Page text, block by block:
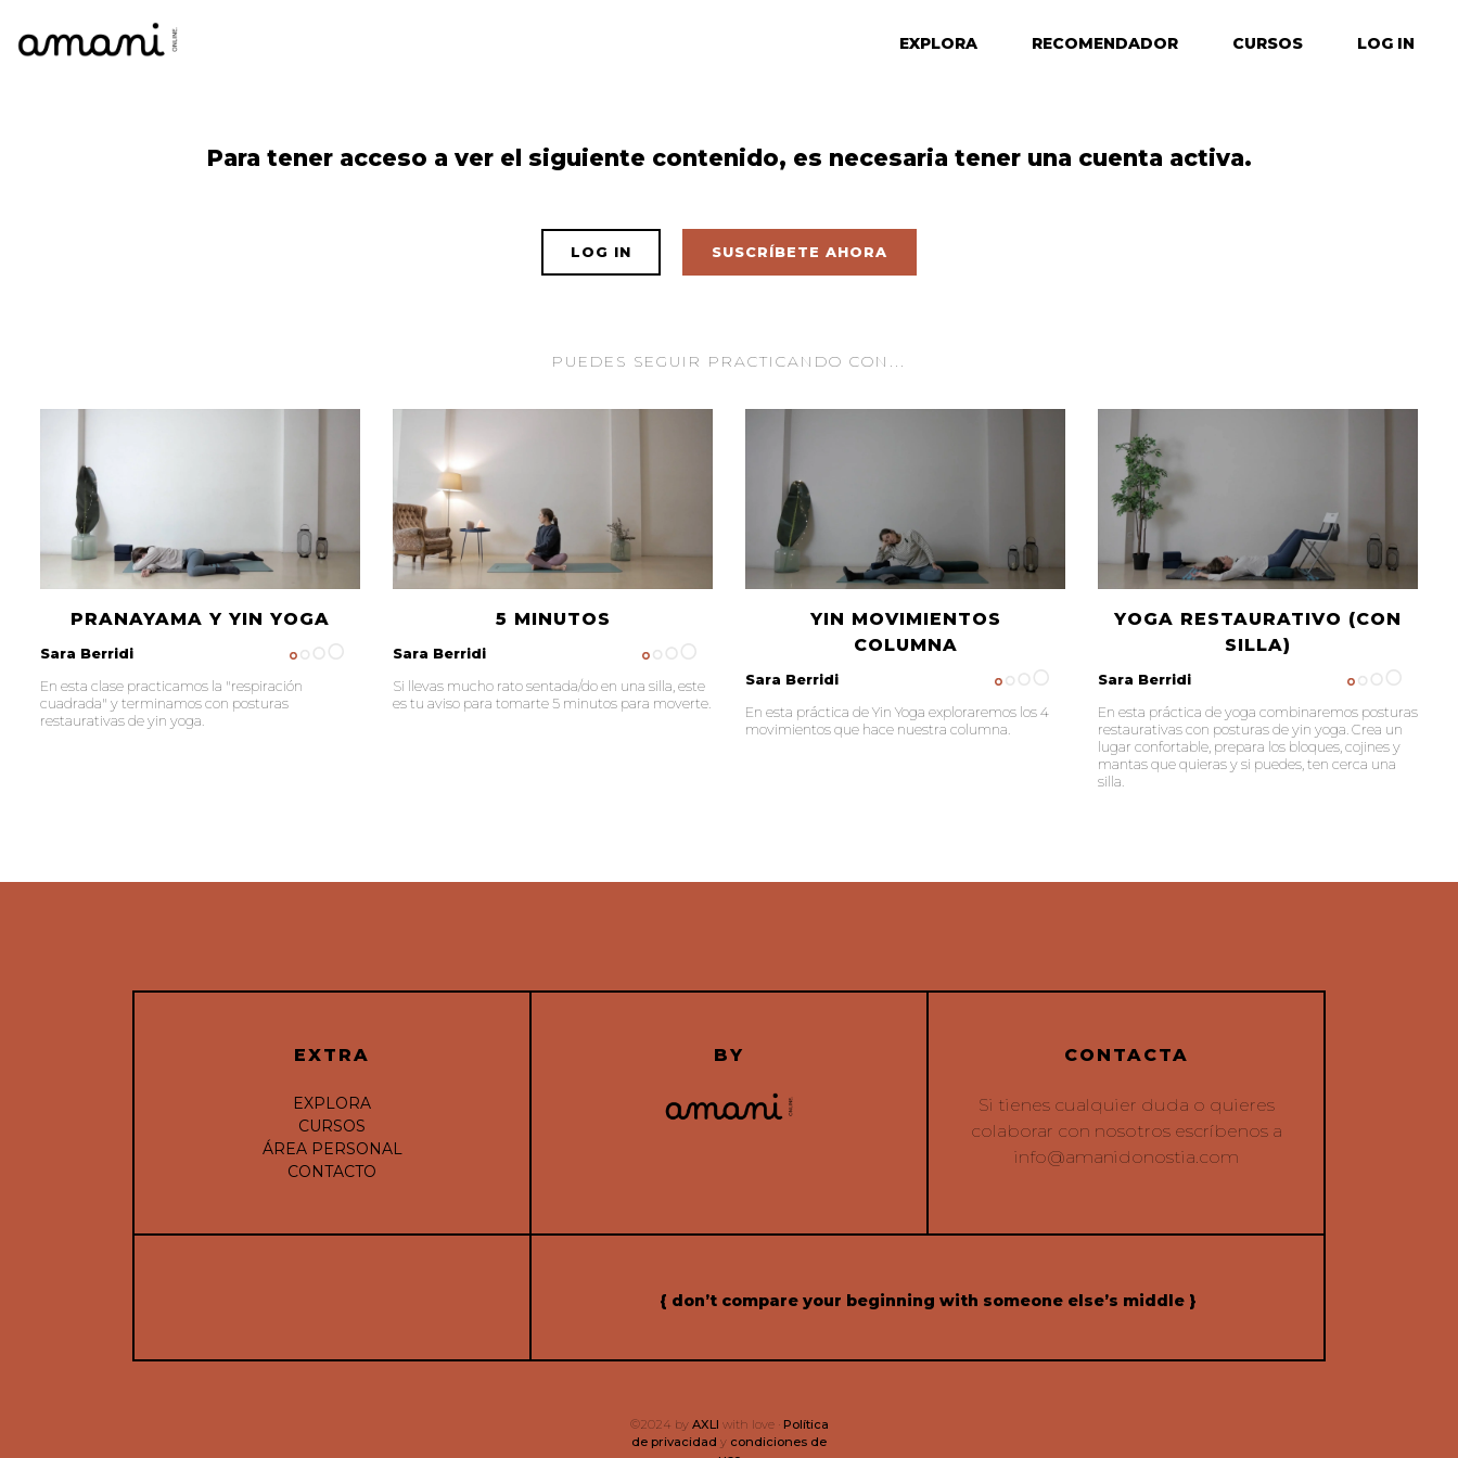
EXPLORA RECOMENDADOR CURSOS LOG IN
Para tener acceso a ver el siguiente contenido, es necesaria tener una cuenta activa.
LOG IN SUSCRÍBETE AHORA
PUEDES SEGUIR PRACTICANDO CON...
PRANAYAMA Y YIN YOGA
Sara Berridi
En esta clase practicamos la "respiración
cuadrada" y terminamos con posturas
restaurativas de yin yoga.
5 MINUTOS
Sara Berridi
Si llevas mucho rato sentada/do en una silla, este
es tu aviso para tomarte 5 minutos para moverte.
YIN MOVIMIENTOS
COLUMNA
Sara Berridi
En esta práctica de Yin Yoga exploraremos los 4
movimientos que hace nuestra columna.
YOGA RESTAURATIVO (CON
SILLA)
Sara Berridi
En esta práctica de yoga combinaremos posturas
restaurativas con posturas de yin yoga. Crea un
lugar confortable, prepara los bloques, cojines y
mantas que quieras y si puedes, ten cerca una
silla.
EXTRA
EXPLORA
CURSOS
ÁREA PERSONAL
CONTACTO
BY CONTACTA
Si tienes cualquier duda o quieres
colaborar con nosotros escríbenos a
info@amanidonostia.com
{ don’t compare your beginning with someone else’s middle }
©2024 by AXLI with love · Política
de privacidad y condiciones de